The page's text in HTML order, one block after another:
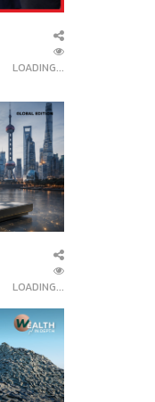
LOADING...
LOADING...